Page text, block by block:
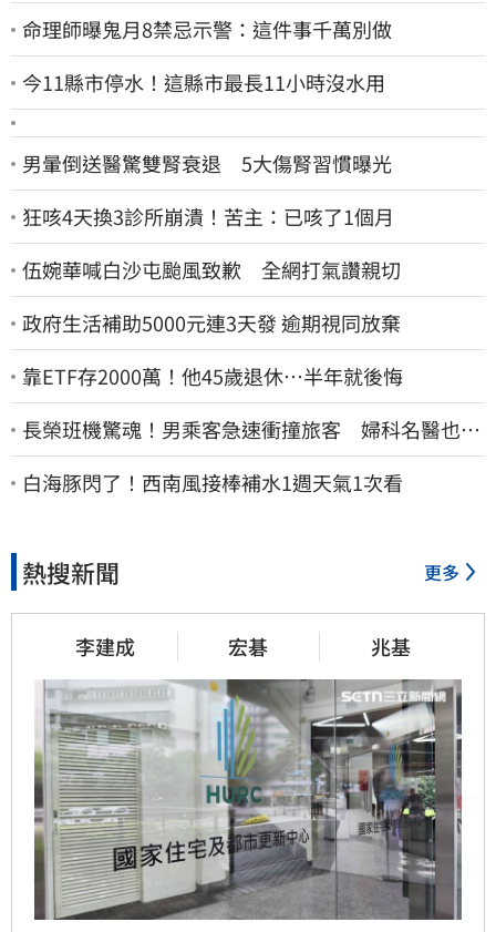
命理師曝鬼月8禁忌示警：這件事千萬別做
今11縣市停水！這縣市最長11小時沒水用
男暈倒送醫驚雙腎衰退 5大傷腎習慣曝光
狂咳4天換3診所崩潰！苦主：已咳了1個月
伍婉華喊白沙屯颱風致歉 全網打氣讚親切
政府生活補助5000元連3天發 逾期視同放棄
靠ETF存2000萬！他45歲退休…半年就後悔
長榮班機驚魂！男乘客急速衝撞旅客 婦科名醫也掛
彩：全機卡半小時
白海豚閃了！西南風接棒補水1週天氣1次看
熱搜新聞 更多
李建成 宏碁 兆基